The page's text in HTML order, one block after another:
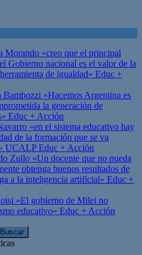
Morando «creo que el principal
Gobierno nacional es el valor de la
de igualdad» Educ +
Bambozzi «Hacemos Argentina es
la generación de
Educ + Acción
«en el sistema educativo hay
de la formación que se va
UCALPEduc + Acción
Zullo «Un docente que no pueda
obtenga buenos resultados de
a la inteligencia artificial» Educ +
«El gobierno de Milei no
educativo» Educ + Acción